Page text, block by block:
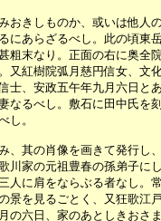
おきしものか、或いは他人
らざるべし。此の頃東岳
なり。正面の右に奥全院
樹院弧月慈円信女、文化
安政五午年九月六日とあ
べし。敷石に田中氏を刻
。
、其の肖像を画きて発行し
の元祖豊春の孫弟子にし
肩をならぶる者なし。常
見るごとく、又狂歌江戸
日、家のあとしきおさま